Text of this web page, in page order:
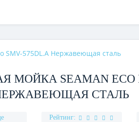
SMV-575DL.A Нержавеющая сталь
МОЙКА SEAMAN ECO
НЕРЖАВЕЮЩАЯ СТАЛЬ
Рейтинг: